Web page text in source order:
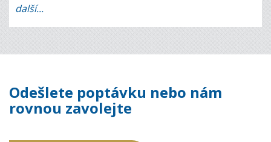
další...
Odešlete poptávku nebo nám
rovnou zavolejte